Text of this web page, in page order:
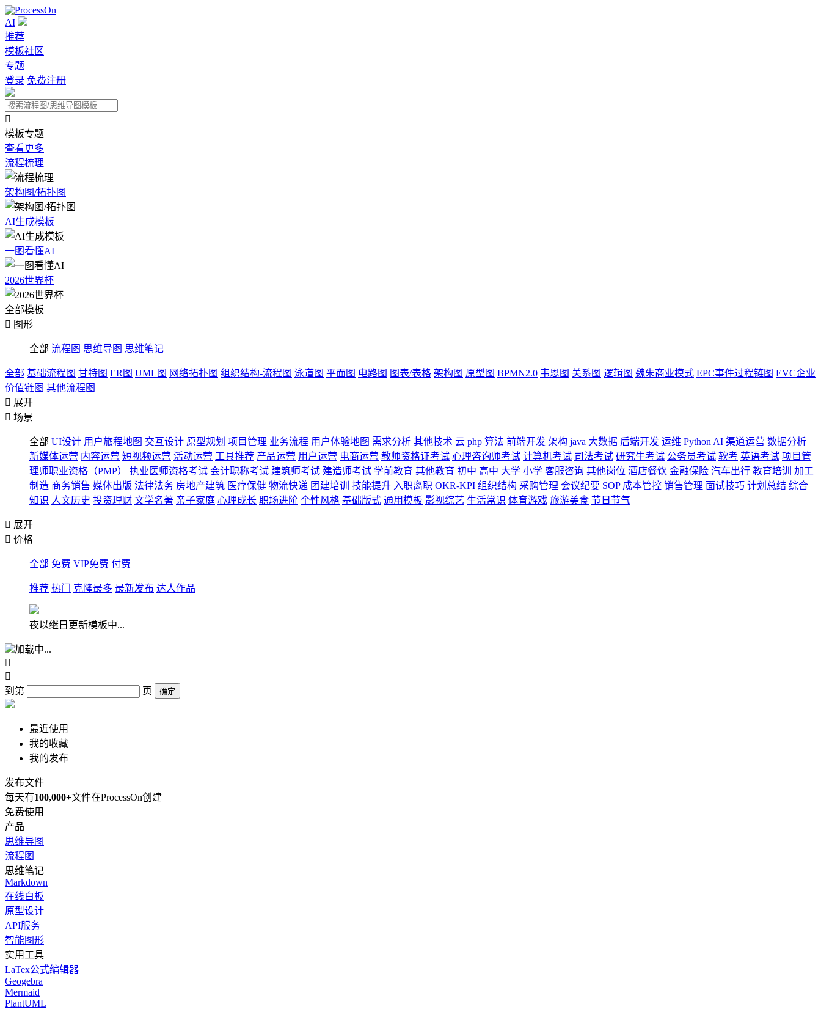
AI
推荐
模板社区
专题
登录 免费注册

模板专题
查看更多
流程梳理
架构图/拓扑图
AI生成模板
一图看懂AI
2026世界杯
全部模板
 图形
全部 流程图 思维导图 思维笔记
全部 基础流程图 甘特图 ER图 UML图 网络拓扑图 组织结构-流程图 泳道图 平面图 电路图 图表/表格 架构图 原型图 BPMN2.0 韦恩图 关系图 逻辑图 魏朱商业模式 EPC事件过程链图 EVC企业
价值链图 其他流程图
 展开
 场景
全部 UI设计 用户旅程地图 交互设计 原型规划 项目管理 业务流程 用户体验地图 需求分析 其他技术 云 php 算法 前端开发 架构 java 大数据 后端开发 运维 Python AI 渠道运营 数据分析
新媒体运营 内容运营 短视频运营 活动运营 工具推荐 产品运营 用户运营 电商运营 教师资格证考试 心理咨询师考试 计算机考试 司法考试 研究生考试 公务员考试 软考 英语考试 项目管
理师职业资格（PMP）
执业医师资格考试 会计职称考试 建筑师考试 建造师考试 学前教育 其他教育 初中 高中 大学 小学 客服咨询 其他岗位 酒店餐饮 金融保险 汽车出行 教育培训
加工
制造 商务销售 媒体出版 法律法务 房地产建筑 医疗保健 物流快递 团建培训 技能提升 入职离职 OKR-KPI 组织结构 采购管理 会议纪要 SOP 成本管控 销售管理 面试技巧 计划总结 综合
知识 人文历史 投资理财 文学名著 亲子家庭 心理成长 职场进阶 个性风格 基础版式 通用模板 影视综艺 生活常识 体育游戏 旅游美食 节日节气
 展开
 价格
全部 免费 VIP免费 付费
推荐 热门 克隆最多 最新发布 达人作品
夜以继日更新模板中...
加载中...


到第
页 确定
最近使用
我的收藏
我的发布
发布文件
每天有100,000+文件在ProcessOn创建
免费使用
产品
思维导图
流程图
思维笔记
Markdown
在线白板
原型设计
API服务
智能图形
实用工具
LaTex公式编辑器
Geogebra
Mermaid
PlantUML